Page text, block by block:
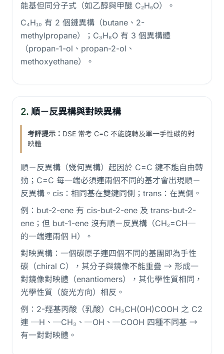
能基但同分子式（如乙醇與甲醚 C₂H₆O）。
C₄H₁₀ 有 2 個鏈異構（butane、2-
methylpropane）；C₃H₈O 有 3 個異構體
（propan-1-ol、propan-2-ol、
methoxyethane）。
2. 順－反異構與對映異構
考評提示： DSE 常考 C=C 不能旋轉及單一手性碳的對
映體
順－反異構（幾何異構）起因於 C=C 鍵不能自由轉
動；C=C 每一端必須連兩個不同的基才會出現順－
反異構。cis：相同基在雙鍵同側；trans：在異側。
例：but-2-ene 有 cis-but-2-ene 及 trans-but-2-
ene；但 but-1-ene 沒有順－反異構（CH₂=CH─
的一端連兩個 H）。
對映異構：一個碳原子連四個不同的基團即為手性
碳（chiral C），其分子與鏡像不能重疊 → 形成一
對鏡像對映體（enantiomers），其化學性質相同，
光學性質（旋光方向）相反。
例：2-羥基丙酸（乳酸）CH₃CH(OH)COOH 之 C2
連 ─H、─CH₃、─OH、─COOH 四種不同基 →
有一對對映體。